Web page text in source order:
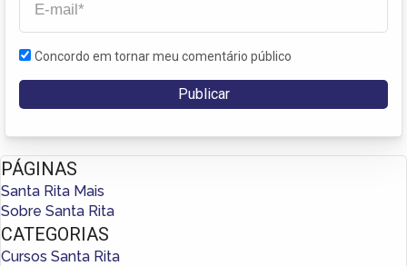
Concordo em tornar meu comentário público
PÁGINAS
Santa Rita Mais
Sobre Santa Rita
CATEGORIAS
Cursos Santa Rita